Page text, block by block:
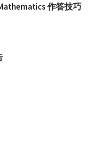
作答技巧